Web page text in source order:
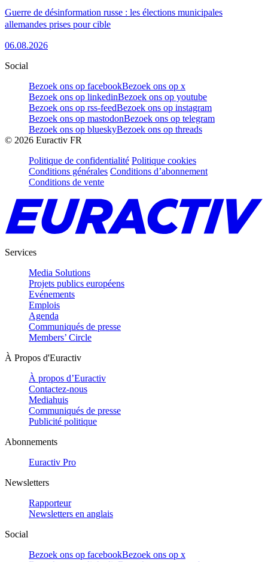
Guerre de désinformation russe : les élections municipales
allemandes prises pour cible
06.08.2026
Social
Bezoek ons op facebookBezoek ons op x
Bezoek ons op linkedinBezoek ons op youtube
Bezoek ons op rss-feedBezoek ons op instagram
Bezoek ons op mastodonBezoek ons op telegram
Bezoek ons op blueskyBezoek ons op threads
© 2026 Euractiv FR
Politique de confidentialité Politique cookies
Conditions générales Conditions d’abonnement
Conditions de vente
Services
Media Solutions
Projets publics européens
Evénements
Emplois
Agenda
Communiqués de presse
Members’ Circle
À Propos d'Euractiv
À propos d’Euractiv
Contactez-nous
Mediahuis
Communiqués de presse
Publicité politique
Abonnements
Euractiv Pro
Newsletters
Rapporteur
Newsletters en anglais
Social
Bezoek ons op facebookBezoek ons op x